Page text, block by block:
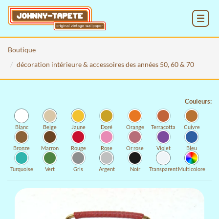
Boutique
décoration intérieure & accessoires des années 50, 60 & 70
Couleurs:
Blanc Beige Jaune Doré Orange Terracotta Cuivre
Bronze Marron Rouge Rose Or rose Violet Bleu
Turquoise Vert Gris Argent Noir TransparentMulticolore